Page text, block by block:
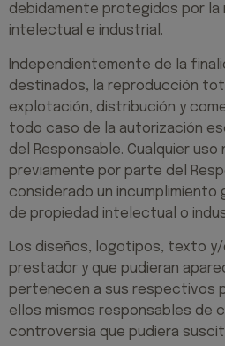
debidamente protegidos por la
intelectual e industrial.
Independientemente de la
destinados, la reproducción
explotación, distribución y
todo caso de la autorización
del Responsable. Cualquier uso
previamente por parte del
considerado un incumplimiento
de propiedad intelectual o
Los diseños, logotipos, texto
prestador y que pudieran
pertenecen a sus respectivos
ellos mismos responsables de
controversia que pudiera